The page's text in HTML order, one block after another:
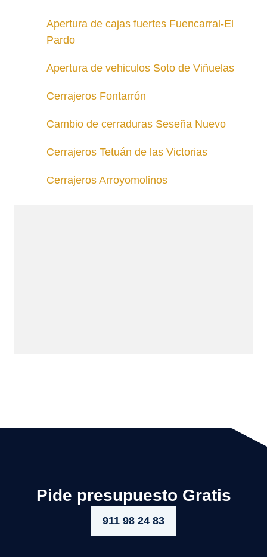
Apertura de cajas fuertes Fuencarral-El
Pardo
Apertura de vehiculos Soto de Viñuelas
Cerrajeros Fontarrón
Cambio de cerraduras Seseña Nuevo
Cerrajeros Tetuán de las Victorias
Cerrajeros Arroyomolinos
Pide presupuesto Gratis
911 98 24 83